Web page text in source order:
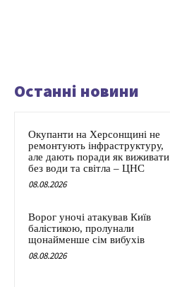
Останні новини
Окупанти на Херсонщині не
ремонтують інфраструктуру,
але дають поради як виживати
без води та світла – ЦНС
08.08.2026
Ворог уночі атакував Київ
балістикою, пролунали
щонайменше сім вибухів
08.08.2026